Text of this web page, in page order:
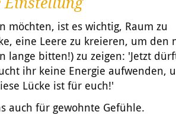
möchten, ist es wichtig, Raum zu
eine Leere zu kreieren, um den
lange bitten!) zu zeigen: 'Jetzt
ihr keine Energie aufwenden,
Lücke ist für euch!'
auch für gewohnte Gefühle.